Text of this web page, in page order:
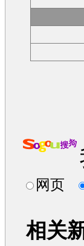
网页
相关